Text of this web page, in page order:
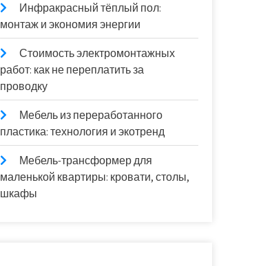
Инфракрасный тёплый пол:
монтаж и экономия энергии
Стоимость электромонтажных
работ: как не переплатить за
проводку
Мебель из переработанного
пластика: технология и экотренд
Мебель-трансформер для
маленькой квартиры: кровати, столы,
шкафы